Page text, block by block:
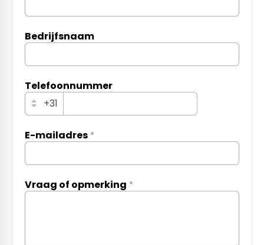
personalSubjectiveName
companyGlobalTelephoneNumber
Bedrijfsnaam
Telefoonnummer
+31
E-mailadres *
Vraag of opmerking *